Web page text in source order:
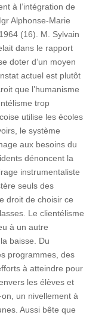
à l’intégration de
Alphonse-Marie
(16). M. Sylvain
dans le rapport
doter d’un moyen
actuel est plutôt
que l’humanisme
trop
utilise les écoles
le système
aux besoins du
dénoncent la
instrumentaliste
seuls des
droit de choisir ce
Le clientélisme
à un autre
baisse. Du
programmes, des
à atteindre pour
les élèves et
un nivellement à
Aussi bête que